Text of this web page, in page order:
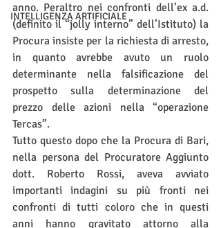
INTELLIGENZA ARTIFICIALE
anno. Peraltro nei confronti dell’ex a.d.
(definito il “jolly interno” dell’Istituto) la
Procura insiste per la richiesta di arresto,
in quanto avrebbe avuto un ruolo
determinante nella falsificazione del
prospetto sulla determinazione del
prezzo delle azioni nella “operazione
Tercas”.
Tutto questo dopo che la Procura di Bari,
nella persona del Procuratore Aggiunto
dott. Roberto Rossi, aveva avviato
importanti indagini su più fronti nei
confronti di tutti coloro che in questi
anni hanno gravitato attorno alla